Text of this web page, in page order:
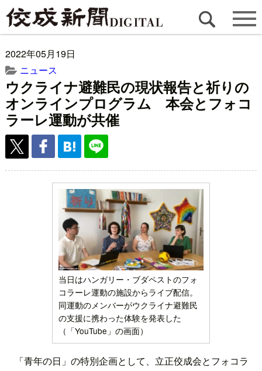
2022年05月19日
ニュース
ウクライナ避難民の現状報告と祈りの
オンラインプログラム 本会とフォコ
ラーレ運動が共催
当日はハンガリー・ブダペストのフォ
コラーレ運動の施設からライブ配信。
同運動のメンバーがウクライナ避難民
の支援に携わった体験を発表した
（「YouTube」の画面）
「青年の日」の特別企画として、立正佼成会とフォコラ